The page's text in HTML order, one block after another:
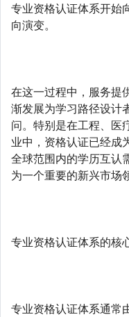
专业资格认证体系开始
向演变。
在这一过程中，服务提
渐发展为学习路径设计
问。特别是在工程、医
业中，资格认证已经成
全球范围内的学历互认
为一个重要的新兴市场
专业资格认证体系的核
专业资格认证体系通常